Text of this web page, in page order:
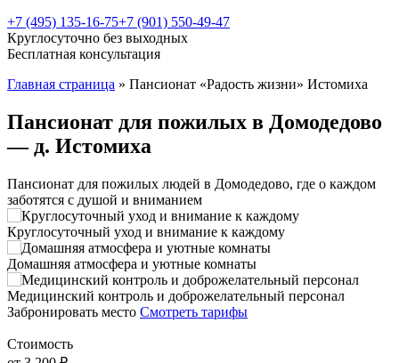
+7 (495) 135-16-75+7 (901) 550-49-47
Круглосуточно без выходных
Бесплатная консультация
Главная страница » Пансионат «Радость жизни» Истомиха
Пансионат для пожилых в Домодедово
— д. Истомиха
Пансионат для пожилых людей в Домодедово, где о каждом
заботятся с душой и вниманием
Круглосуточный уход и внимание к каждому
Домашняя атмосфера и уютные комнаты
Медицинский контроль и доброжелательный персонал
Забронировать место Смотреть тарифы
Стоимость